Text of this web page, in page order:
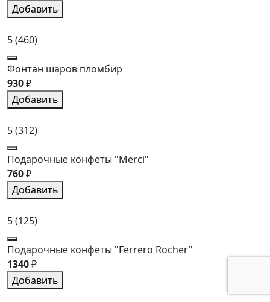
Добавить
5(460)
Фонтан шаров пломбир
930₽
Добавить
5(312)
Подарочные конфеты "Merci"
760₽
Добавить
5(125)
Подарочные конфеты "Ferrero Rocher"
1340₽
Добавить